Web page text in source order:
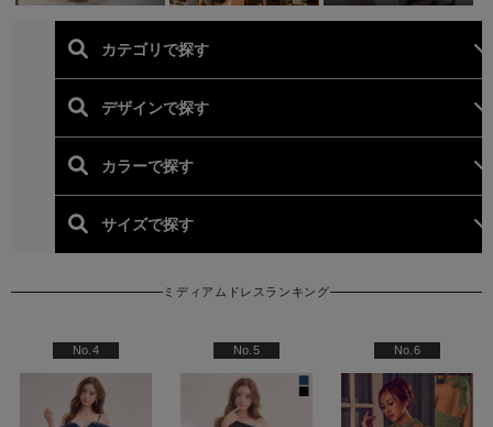
ミディアムドレスランキング
人気ランキング (ミディア
No.4 No.5 No.6